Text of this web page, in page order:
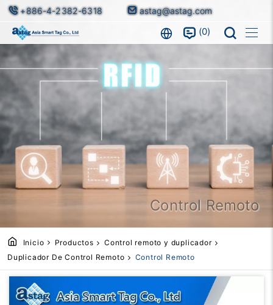
+886-4-2382-6318 astag@astag.com
0
Control Remoto
Inicio Productos
Control remoto y duplicador
Duplicador De Control Remoto
Control Remoto